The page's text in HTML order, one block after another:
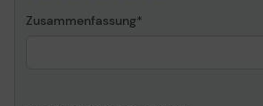
Zusammenfassung